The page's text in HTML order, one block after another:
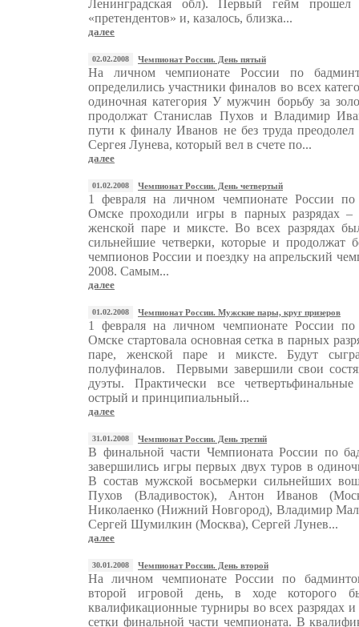
Ленинградская обл). Первый гейм прошел
«претендентов» и, казалось, близка...
далее
02.02.2008 Чемпионат России. День пятый
На личном чемпионате России по
определились участники финалов во всех
одиночная категория У мужчин борьбу за
продолжат Станислав Пухов и Владимир
пути к финалу Иванов не без труда преодолел
Сергея Лунева, который вел в счете по...
далее
01.02.2008 Чемпионат России. День четвертый
1 февраля на личном чемпионате России
Омске проходили игры в парных разрядах –
женской паре и миксте. Во всех разрядах
сильнейшие четверки, которые и продолжат
чемпионов России и поездку на апрельский
2008. Самым...
далее
01.02.2008 Чемпионат России. Мужские пары, круг призеров
1 февраля на личном чемпионате России
Омске стартовала основная сетка в парных
паре, женской паре и миксте. Будут
полуфиналов. Первыми завершили свои
дуэты. Практически все
острый и принципиальный...
далее
31.01.2008 Чемпионат России. День третий
В финальной части Чемпионата России по
завершились игры первых двух туров в
В состав мужской восьмерки сильнейших
Пухов (Владивосток), Антон Иванов
Николаенко (Нижний Новгород), Владимир
Сергей Шумилкин (Москва), Сергей Лунев...
далее
30.01.2008 Чемпионат России. День второй
На личном чемпионате России по
второй игровой день, в ходе которого
квалификационные турниры во всех разрядах
сетки финальной части чемпионата. В